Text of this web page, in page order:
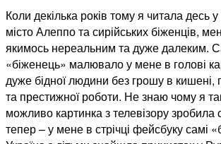
Коли декілька років тому я читала десь
місто Алеппо та сирійських біженців,
якимось нереальним та дуже далеким.
«біженець» малювало у мене в голові
дуже бідної людини без грошу в кишені,
та престижної роботи. Не знаю чому я
можливо картинка з телевізору зробила
тепер – у мене в стрічці фейсбуку самі